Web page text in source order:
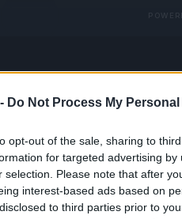
Do Not Process My
opt-out of the sale, sharing to
for targeted advertising
selection. Please note that after
interest-based ads based on
to third parties prior to